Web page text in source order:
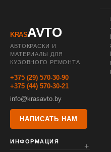
KRASAVTO
АВТОКРАСКИ И
МАТЕРИАЛЫ ДЛЯ
КУЗОВНОГО РЕМОНТА
+375 (29) 570-30-90
+375 (44) 570-30-21
info@krasavto.by
НАПИСАТЬ НАМ
ИНФОРМАЦИЯ